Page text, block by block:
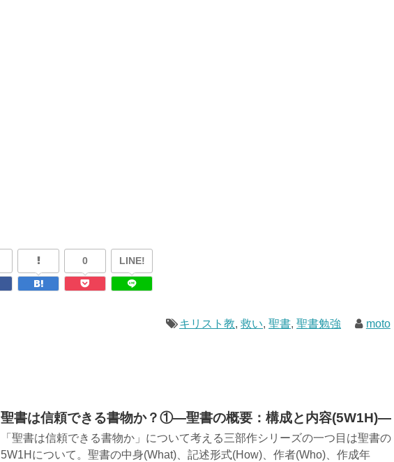
0 LINE!
キリスト教,救い,聖書,聖書勉強 moto
聖書は信頼できる書物か？①―聖書の概要：構成と内容(5W1H)―
「聖書は信頼できる書物か」について考える三部作シリーズの一つ目は聖書の
5W1Hについて。聖書の中身(What)、記述形式(How)、作者(Who)、作成年